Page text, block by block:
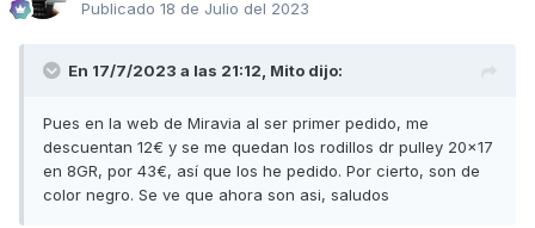
Publicado 18 de Julio del 2023
En 17/7/2023 a las 21:12, Mito dijo:
Pues en la web de Miravia al ser primer pedido, me
descuentan 12€ y se me quedan los rodillos dr pulley 20x17
en 8GR, por 43€, así que los he pedido. Por cierto, son de
color negro. Se ve que ahora son asi, saludos